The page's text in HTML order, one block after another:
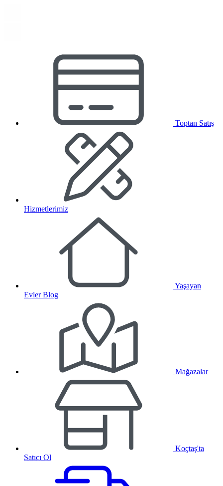
Toptan Satış
Hizmetlerimiz
Yaşayan
Evler Blog
Mağazalar
Koçtaş'ta
Satıcı Ol